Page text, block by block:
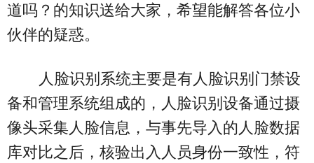
道吗？的知识送给大家，希望能解答各位小
伙伴的疑惑。
人脸识别系统主要是有人脸识别门禁设
备和管理系统组成的，人脸识别设备通过摄
像头采集人脸信息，与事先导入的人脸数据
库对比之后，核验出入人员身份一致性，符